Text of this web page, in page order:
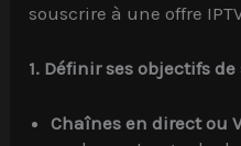
souscrire à une offre
1. Définir ses objectifs
Chaînes en direct ou